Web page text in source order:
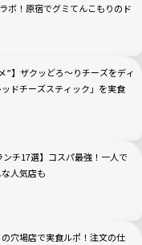
ボ！原宿でグミてんこもりのド
”】ザクッどろ～りチーズをディ
ドチーズスティック」を実食
ンチ17選】コスパ最強！一人で
人気店も
穴場店で実食ルポ！注文の仕